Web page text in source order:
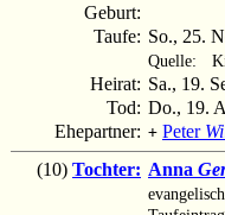
Geburt:
Taufe: So., 25.
Quelle:
Heirat: Sa., 19.
Tod: Do., 19.
Ehepartner: + Peter
(10) Tochter: Anna